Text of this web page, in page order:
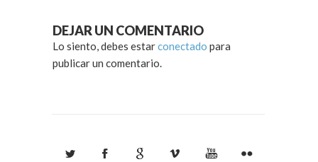
DEJAR UN COMENTARIO
Lo siento, debes estarconectado para
publicar un comentario.